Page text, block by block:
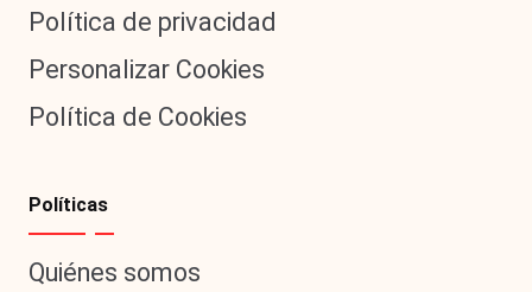
Política de privacidad
Personalizar Cookies
Política de Cookies
Políticas
Quiénes somos